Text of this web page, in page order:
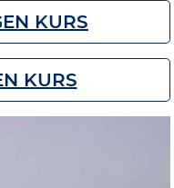
KURS
KURS